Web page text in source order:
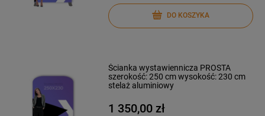
DO KOSZYKA
Ścianka wystawiennicza PROSTA
szerokość: 250 cm wysokość: 230 cm
stelaż aluminiowy
1 350,00 zł